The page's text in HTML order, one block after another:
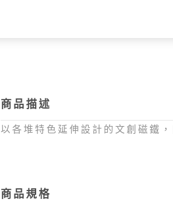
商品描述
以各堆特色延伸設計的文創磁鐵
商品規格